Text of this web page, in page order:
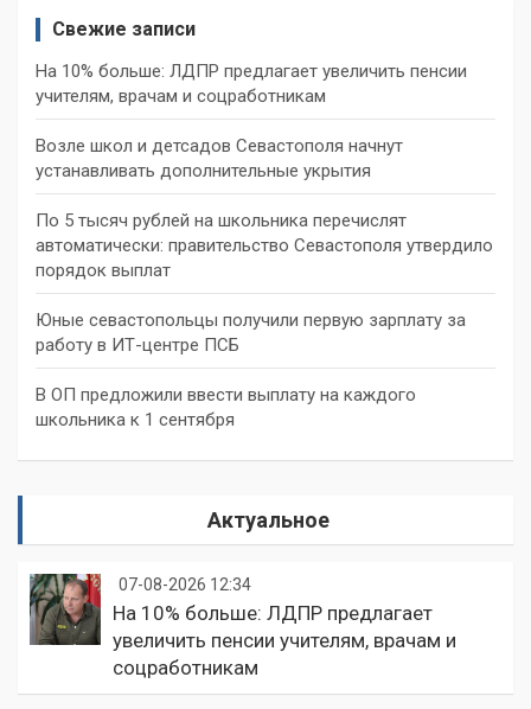
Свежие записи
На 10% больше: ЛДПР предлагает увеличить пенсии
учителям, врачам и соцработникам
Возле школ и детсадов Севастополя начнут
устанавливать дополнительные укрытия
По 5 тысяч рублей на школьника перечислят
автоматически: правительство Севастополя утвердило
порядок выплат
Юные севастопольцы получили первую зарплату за
работу в ИТ-центре ПСБ
В ОП предложили ввести выплату на каждого
школьника к 1 сентября
Актуальное
07-08-2026 12:34
На 10% больше: ЛДПР предлагает
увеличить пенсии учителям, врачам и
соцработникам